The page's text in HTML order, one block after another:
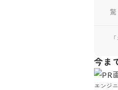
今ま
エンジ